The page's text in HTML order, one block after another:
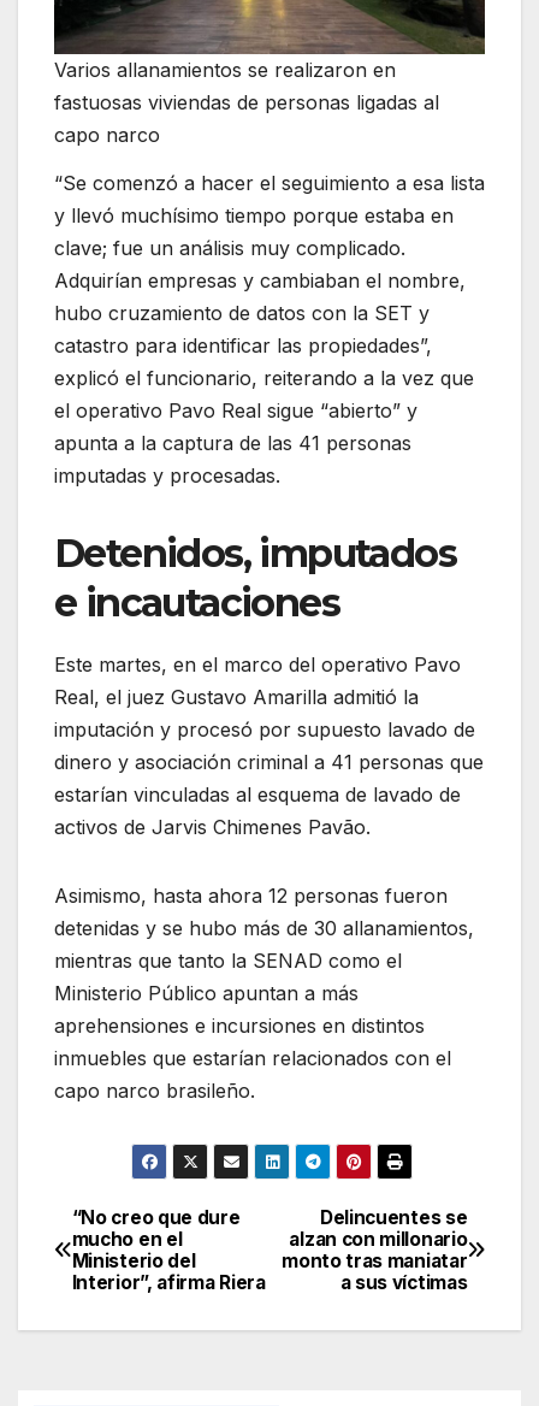
Varios allanamientos se realizaron en
fastuosas viviendas de personas ligadas al
capo narco
“Se comenzó a hacer el seguimiento a esa lista
y llevó muchísimo tiempo porque estaba en
clave; fue un análisis muy complicado.
Adquirían empresas y cambiaban el nombre,
hubo cruzamiento de datos con la SET y
catastro para identificar las propiedades”,
explicó el funcionario, reiterando a la vez que
el operativo Pavo Real sigue “abierto” y
apunta a la captura de las 41 personas
imputadas y procesadas.
Detenidos, imputados
e incautaciones
Este martes, en el marco del operativo Pavo
Real, el juez Gustavo Amarilla admitió la
imputación y procesó por supuesto lavado de
dinero y asociación criminal a 41 personas que
estarían vinculadas al esquema de lavado de
activos de Jarvis Chimenes Pavão.
Asimismo, hasta ahora 12 personas fueron
detenidas y se hubo más de 30 allanamientos,
mientras que tanto la SENAD como el
Ministerio Público apuntan a más
aprehensiones e incursiones en distintos
inmuebles que estarían relacionados con el
capo narco brasileño.
Navegación
de
entradas
Delincuentes se
alzan con millonario
monto tras maniatar
a sus víctimas
“No creo que dure
mucho en el
Ministerio del
Interior”, afirma Riera